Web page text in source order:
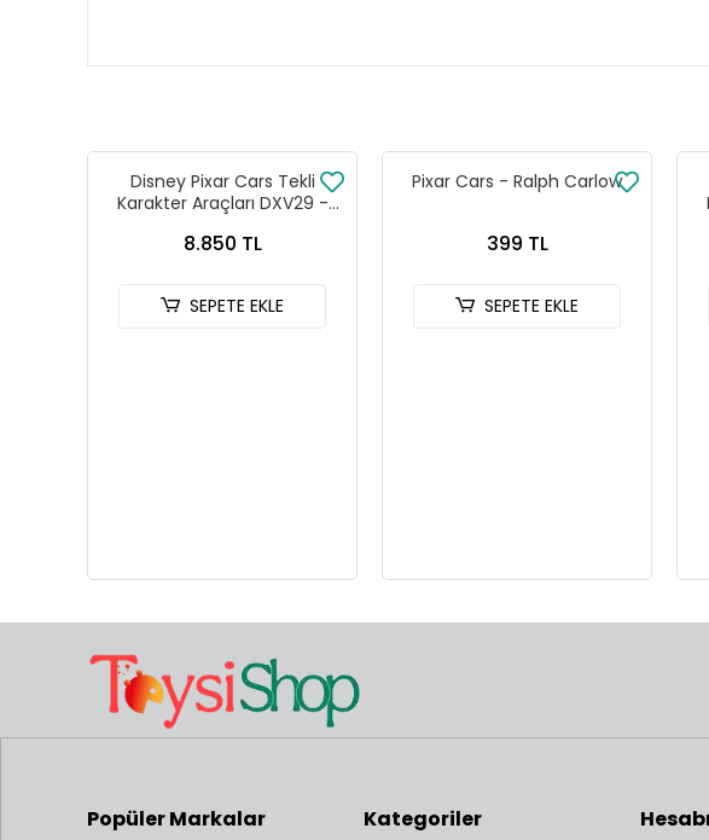
Disney Pixar Cars Tekli
Karakter Araçları DXV29 -
8.850 TL
SEPETE EKLE
Pixar Cars - Ralph Carlow
399 TL
SEPETE EKLE
Popüler Markalar Kategoriler